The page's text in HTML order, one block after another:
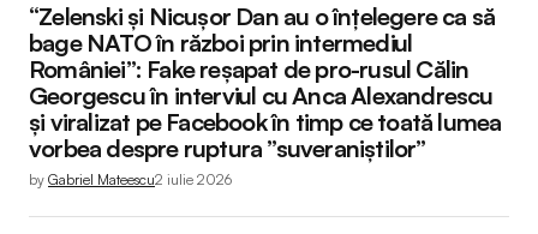
“Zelenski și Nicușor Dan au o înțelegere ca să
bage NATO în război prin intermediul
României”: Fake reșapat de pro-rusul Călin
Georgescu în interviul cu Anca Alexandrescu
și viralizat pe Facebook în timp ce toată lumea
vorbea despre ruptura ”suveraniștilor”
by Gabriel Mateescu2 iulie 2026